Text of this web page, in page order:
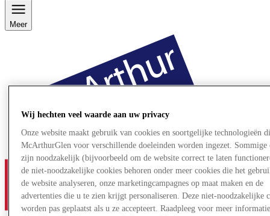
Meer
Wij hechten veel waarde aan uw privacy
Onze website maakt gebruik van cookies en soortgelijke technologieën
McArthurGlen voor verschillende doeleinden worden ingezet. Sommige
zijn noodzakelijk (bijvoorbeeld om de website correct te laten
de niet-noodzakelijke cookies behoren onder meer cookies die het
de website analyseren, onze marketingcampagnes op maat maken en de
advertenties die u te zien krijgt personaliseren. Deze niet-noodzakelijke
worden pas geplaatst als u ze accepteert. Raadpleeg voor meer